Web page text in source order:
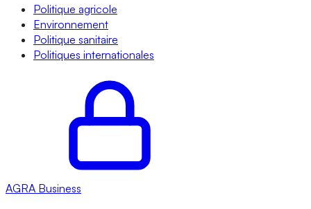
Politique agricole
Environnement
Politique sanitaire
Politiques internationales
AGRA Business